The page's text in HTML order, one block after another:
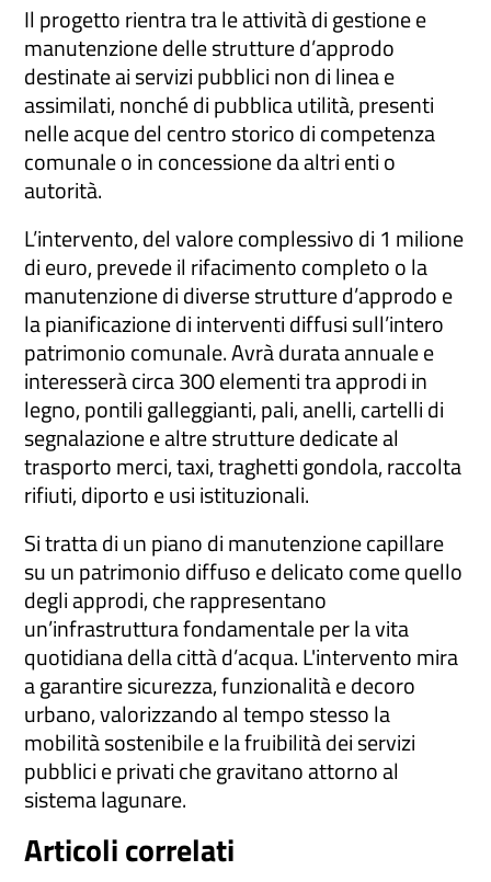
Il progetto rientra tra le attività di gestione e
manutenzione delle strutture d’approdo
destinate ai servizi pubblici non di linea e
assimilati, nonché di pubblica utilità, presenti
nelle acque del centro storico di competenza
comunale o in concessione da altri enti o
autorità.
L’intervento, del valore complessivo di 1 milione
di euro, prevede il rifacimento completo o la
manutenzione di diverse strutture d’approdo e
la pianificazione di interventi diffusi sull’intero
patrimonio comunale. Avrà durata annuale e
interesserà circa 300 elementi tra approdi in
legno, pontili galleggianti, pali, anelli, cartelli di
segnalazione e altre strutture dedicate al
trasporto merci, taxi, traghetti gondola, raccolta
rifiuti, diporto e usi istituzionali.
Si tratta di un piano di manutenzione capillare
su un patrimonio diffuso e delicato come quello
degli approdi, che rappresentano
un’infrastruttura fondamentale per la vita
quotidiana della città d’acqua. L'intervento mira
a garantire sicurezza, funzionalità e decoro
urbano, valorizzando al tempo stesso la
mobilità sostenibile e la fruibilità dei servizi
pubblici e privati che gravitano attorno al
sistema lagunare.
Articoli correlati